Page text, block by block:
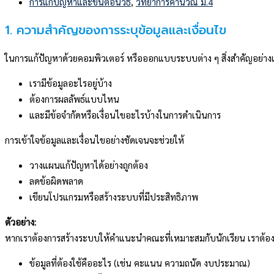
1. ความสำคัญของการระบุข้อมูลและเงื่อนไข
ในการแก้ปัญหาด้วยคอมพิวเตอร์ หรือออกแบบระบบต่าง ๆ สิ่งสำคัญอย่าง
เรามีข้อมูลอะไรอยู่บ้าง
ต้องการผลลัพธ์แบบไหน
และมีข้อจำกัดหรือเงื่อนไขอะไรบ้างในการดำเนินการ
การเข้าใจข้อมูลและเงื่อนไขอย่างชัดเจนจะช่วยให้
วางแผนแก้ปัญหาได้อย่างถูกต้อง
ลดข้อผิดพลาด
เขียนโปรแกรมหรือสร้างระบบที่มีประสิทธิภาพ
ตัวอย่าง:
หากเราต้องการสร้างระบบให้คำแนะนำคณะที่เหมาะสมกับนักเรียน เราต้อ
ข้อมูลที่ต้องใช้คืออะไร (เช่น คะแนน ความถนัด งบประมาณ)